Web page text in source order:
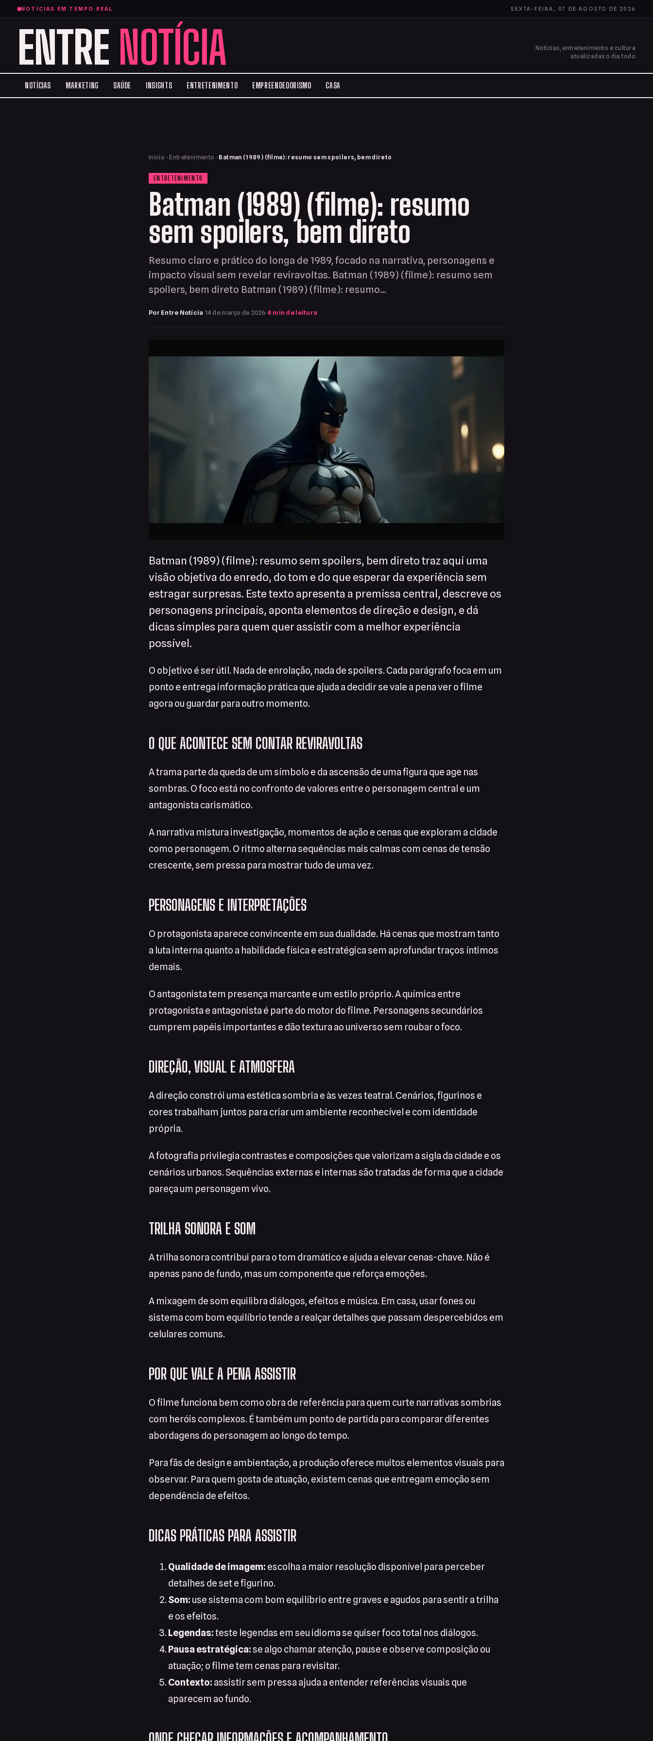
NOTÍCIAS EM TEMPO REAL SEXTA-FEIRA, 07 DE AGOSTO DE 2026
ENTRE NOTÍCIA
Notícias, entretenimento e cultura
atualizadas o dia todo
NOTÍCIAS MARKETING SAÚDE INSIGHTS ENTRETENIMENTO EMPREENDEDORISMO CASA
Início › Entretenimento › Batman (1989) (filme): resumo sem spoilers, bem direto
ENTRETENIMENTO
Batman (1989) (filme): resumo
sem spoilers, bem direto
Resumo claro e prático do longa de 1989, focado na narrativa, personagens e
impacto visual sem revelar reviravoltas. Batman (1989) (filme): resumo sem
spoilers, bem direto Batman (1989) (filme): resumo…
Por Entre Notícia·14 de março de 2026·4 min de leitura
Batman (1989) (filme): resumo sem spoilers, bem direto traz aqui uma
visão objetiva do enredo, do tom e do que esperar da experiência sem
estragar surpresas. Este texto apresenta a premissa central, descreve os
personagens principais, aponta elementos de direção e design, e dá
dicas simples para quem quer assistir com a melhor experiência
possível.
O objetivo é ser útil. Nada de enrolação, nada de spoilers. Cada parágrafo foca em um
ponto e entrega informação prática que ajuda a decidir se vale a pena ver o filme
agora ou guardar para outro momento.
O QUE ACONTECE SEM CONTAR REVIRAVOLTAS
A trama parte da queda de um símbolo e da ascensão de uma figura que age nas
sombras. O foco está no confronto de valores entre o personagem central e um
antagonista carismático.
A narrativa mistura investigação, momentos de ação e cenas que exploram a cidade
como personagem. O ritmo alterna sequências mais calmas com cenas de tensão
crescente, sem pressa para mostrar tudo de uma vez.
PERSONAGENS E INTERPRETAÇÕES
O protagonista aparece convincente em sua dualidade. Há cenas que mostram tanto
a luta interna quanto a habilidade física e estratégica sem aprofundar traços íntimos
demais.
O antagonista tem presença marcante e um estilo próprio. A química entre
protagonista e antagonista é parte do motor do filme. Personagens secundários
cumprem papéis importantes e dão textura ao universo sem roubar o foco.
DIREÇÃO, VISUAL E ATMOSFERA
A direção constrói uma estética sombria e às vezes teatral. Cenários, figurinos e
cores trabalham juntos para criar um ambiente reconhecível e com identidade
própria.
A fotografia privilegia contrastes e composições que valorizam a sigla da cidade e os
cenários urbanos. Sequências externas e internas são tratadas de forma que a cidade
pareça um personagem vivo.
TRILHA SONORA E SOM
A trilha sonora contribui para o tom dramático e ajuda a elevar cenas-chave. Não é
apenas pano de fundo, mas um componente que reforça emoções.
A mixagem de som equilibra diálogos, efeitos e música. Em casa, usar fones ou
sistema com bom equilíbrio tende a realçar detalhes que passam despercebidos em
celulares comuns.
POR QUE VALE A PENA ASSISTIR
O filme funciona bem como obra de referência para quem curte narrativas sombrias
com heróis complexos. É também um ponto de partida para comparar diferentes
abordagens do personagem ao longo do tempo.
Para fãs de design e ambientação, a produção oferece muitos elementos visuais para
observar. Para quem gosta de atuação, existem cenas que entregam emoção sem
dependência de efeitos.
DICAS PRÁTICAS PARA ASSISTIR
Qualidade de imagem: escolha a maior resolução disponível para perceber
detalhes de set e figurino.
Som: use sistema com bom equilíbrio entre graves e agudos para sentir a trilha
e os efeitos.
Legendas:teste legendas em seu idioma se quiser foco total nos diálogos.
Pausa estratégica:se algo chamar atenção, pause e observe composição ou
atuação; o filme tem cenas para revisitar.
Contexto: assistir sem pressa ajuda a entender referências visuais que
aparecem ao fundo.